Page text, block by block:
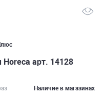
арт. 14128
Наличие в магазинах